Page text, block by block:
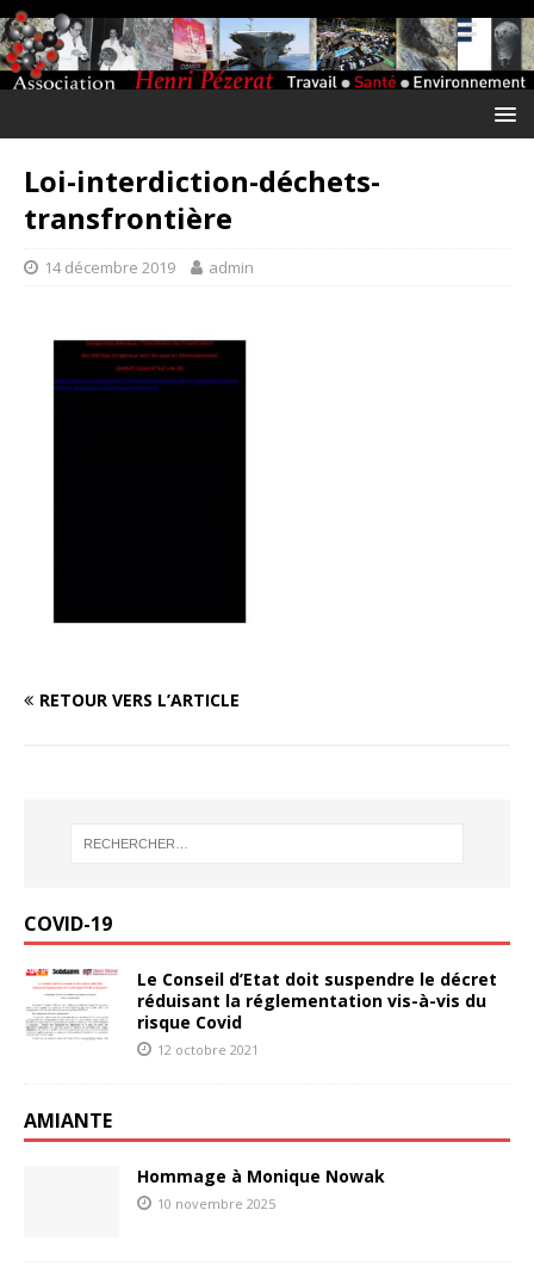
Loi-interdiction-déchets-
transfrontière
14 décembre 2019 admin
RETOUR VERS L’ARTICLE
COVID-19
Le Conseil d’Etat doit suspendre le décret
réduisant la réglementation vis-à-vis du
risque Covid
12 octobre 2021
AMIANTE
Hommage à Monique Nowak
10 novembre 2025